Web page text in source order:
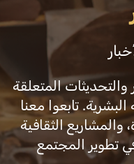
المتعلقة
تابعوا معنا
والمشاريع الثقافية
تطوير المجتمع